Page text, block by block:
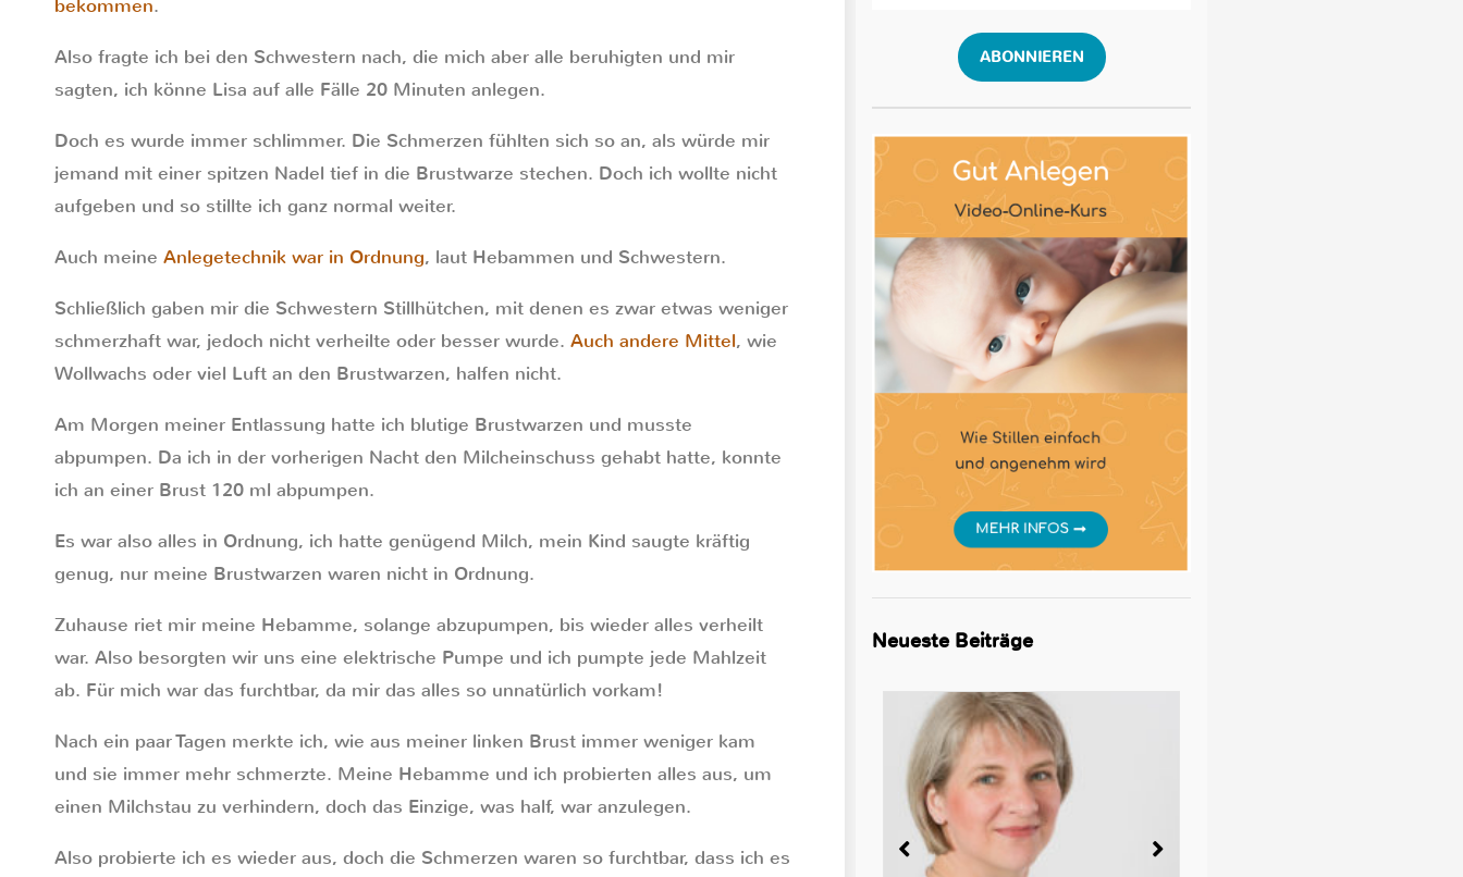
bekommen.
Also fragte ich bei den Schwestern nach, die mich aber alle beruhigten und mir
sagten, ich könne Lisa auf alle Fälle 20 Minuten anlegen.
Doch es wurde immer schlimmer. Die Schmerzen fühlten sich so an, als würde mir
jemand mit einer spitzen Nadel tief in die Brustwarze stechen. Doch ich wollte nicht
aufgeben und so stillte ich ganz normal weiter.
Auch meine Anlegetechnik war in Ordnung, laut Hebammen und Schwestern.
Schließlich gaben mir die Schwestern Stillhütchen, mit denen es zwar etwas weniger
schmerzhaft war, jedoch nicht verheilte oder besser wurde. Auch andere Mittel, wie
Wollwachs oder viel Luft an den Brustwarzen, halfen nicht.
Am Morgen meiner Entlassung hatte ich blutige Brustwarzen und musste
abpumpen. Da ich in der vorherigen Nacht den Milcheinschuss gehabt hatte, konnte
ich an einer Brust 120 ml abpumpen.
Es war also alles in Ordnung, ich hatte genügend Milch, mein Kind saugte kräftig
genug, nur meine Brustwarzen waren nicht in Ordnung.
Zuhause riet mir meine Hebamme, solange abzupumpen, bis wieder alles verheilt
war. Also besorgten wir uns eine elektrische Pumpe und ich pumpte jede Mahlzeit
ab. Für mich war das furchtbar, da mir das alles so unnatürlich vorkam!
Nach ein paar Tagen merkte ich, wie aus meiner linken Brust immer weniger kam
und sie immer mehr schmerzte. Meine Hebamme und ich probierten alles aus, um
einen Milchstau zu verhindern, doch das Einzige, was half, war anzulegen.
Also probierte ich es wieder aus, doch die Schmerzen waren so furchtbar, dass ich es
ABONNIEREN
Neueste Beiträge